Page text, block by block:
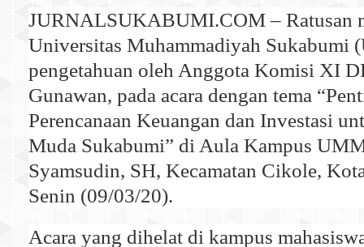
JURNALSUKABUMI.COM – Ratusan
Universitas Muhammadiyah Sukabumi
pengetahuan oleh Anggota Komisi XI
Gunawan, pada acara dengan tema
Perencanaan Keuangan dan Investasi
Muda Sukabumi” di Aula Kampus
Syamsudin, SH, Kecamatan Cikole,
Senin (09/03/20).
Acara yang dihelat di kampus